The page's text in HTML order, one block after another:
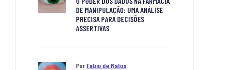
DE MANIPULAÇÃO: UMA ANÁLISE
PRECISA PARA DECISÕES
ASSERTIVAS
Por Fabio de Matos